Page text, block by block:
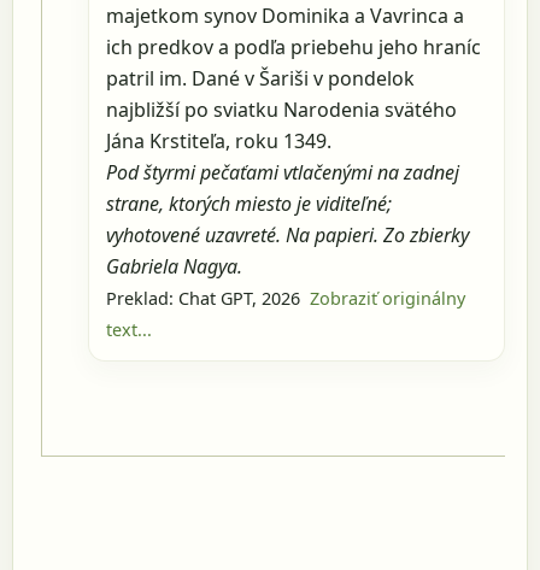
majetkom synov Dominika a Vavrinca a
ich predkov a podľa priebehu jeho hraníc
patril im. Dané v Šariši v pondelok
najbližší po sviatku Narodenia svätého
Jána Krstiteľa, roku 1349.
Pod štyrmi pečaťami vtlačenými na zadnej
strane, ktorých miesto je viditeľné;
vyhotovené uzavreté. Na papieri. Zo zbierky
Gabriela Nagya.
Preklad: Chat GPT, 2026Zobraziť originálny
text...